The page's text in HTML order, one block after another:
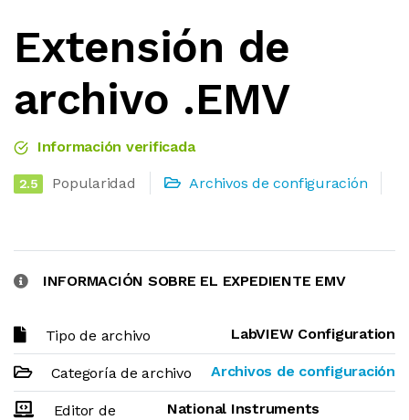
Extensión de
archivo .EMV
Información verificada
2.5 Popularidad Archivos de configuración
INFORMACIÓN SOBRE EL EXPEDIENTE EMV
Tipo de archivo LabVIEW Configuration
Categoría de archivo Archivos de configuración
Editor de
National Instruments